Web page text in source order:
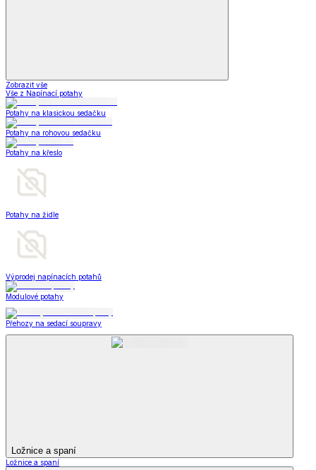
Zobrazit vše
Vše z Napínací potahy
Potahy na klasickou sedačku
Potahy na rohovou sedačku
Potahy na křeslo
Potahy na židle
Výprodej napínacích potahů
Modulové potahy
Přehozy na sedací soupravy
Ložnice a spaní
Ložnice a spaní